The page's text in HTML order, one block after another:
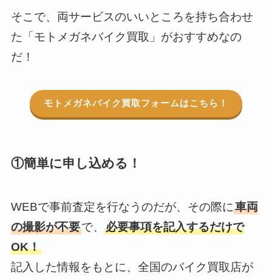
そこで、両サービスのいいところを持ち合わせ
た「モトメガネバイク買取」がおすすめなの
だ！
モトメガネバイク買取フォームはこちら！
①簡単に申し込める！
WEBで事前査定を行なうのだが、その際に車両
の撮影が不要で、 必要事項を記入するだけで
OK！
記入した情報をもとに、全国のバイク買取店が